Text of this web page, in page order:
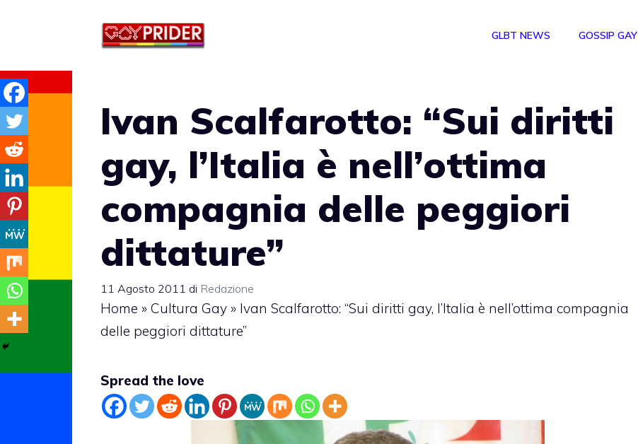
GLBT NEWS GOSSIP GAY
Ivan Scalfarotto: “Sui diritti
gay, l’Italia è nell’ottima
compagnia delle peggiori
dittature”
11 Agosto 2011 di Redazione
Home » Cultura Gay » Ivan Scalfarotto: “Sui diritti gay, l’Italia è nell’ottima compagnia
delle peggiori dittature”
Spread the love